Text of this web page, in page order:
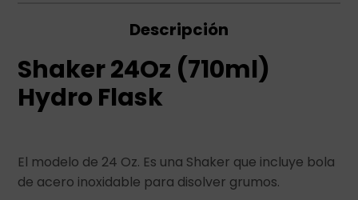
Descripción
Shaker 24Oz (710ml)
Hydro Flask
El modelo de 24 Oz. Es una Shaker que incluye bola
de acero inoxidable para disolver grumos.